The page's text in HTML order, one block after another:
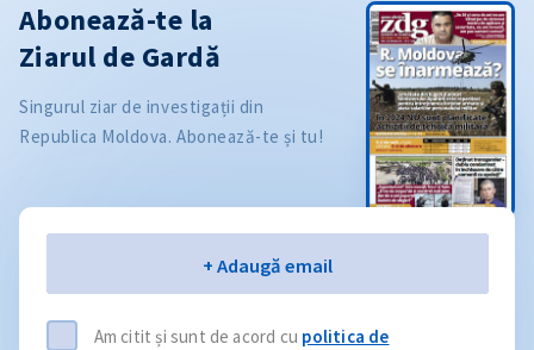
Abonează-te la
Ziarul de Gardă
Singurul ziar de investigații din
Republica Moldova. Abonează-te și tu!
+ Adaugă email
Am citit și sunt de acord cu politica de